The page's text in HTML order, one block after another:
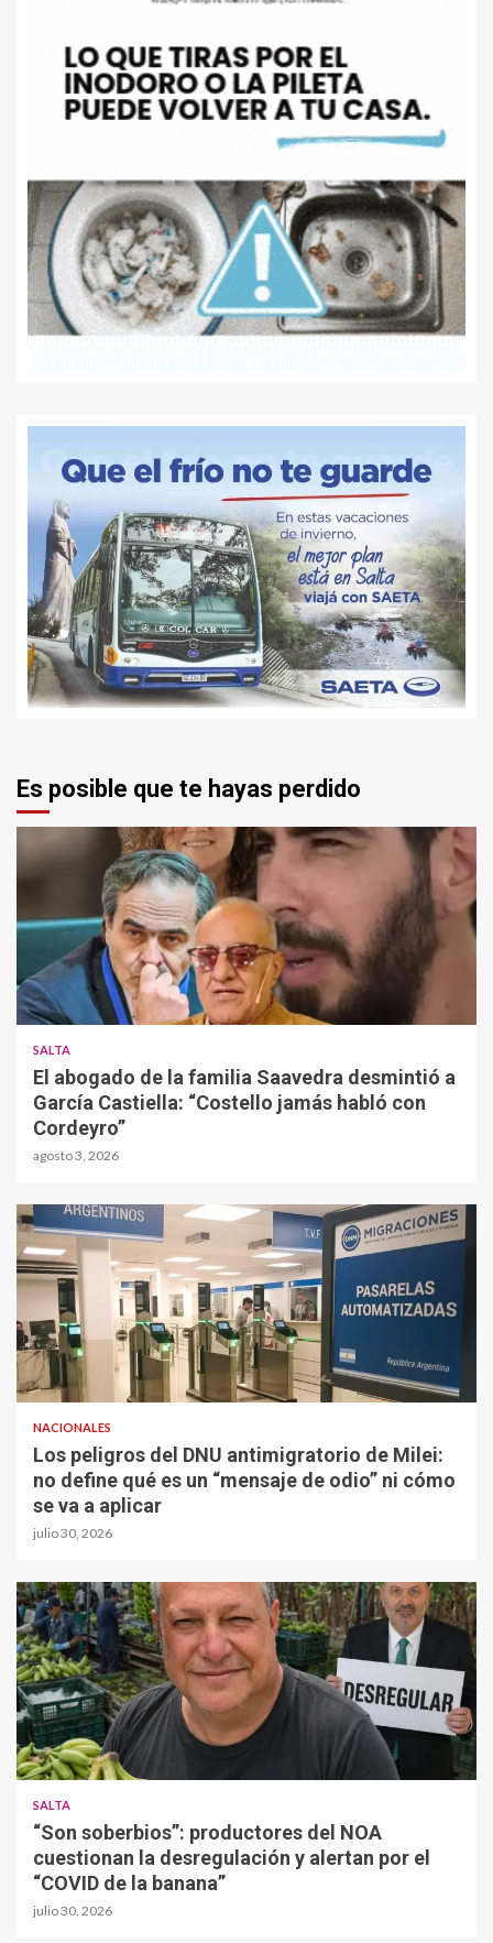
Es posible que te hayas perdido
SALTA
El abogado de la familia Saavedra desmintió a
García Castiella: “Costello jamás habló con
Cordeyro”
agosto 3, 2026
NACIONALES
Los peligros del DNU antimigratorio de Milei:
no define qué es un “mensaje de odio” ni cómo
se va a aplicar
julio 30, 2026
SALTA
“Son soberbios”: productores del NOA
cuestionan la desregulación y alertan por el
“COVID de la banana”
julio 30, 2026